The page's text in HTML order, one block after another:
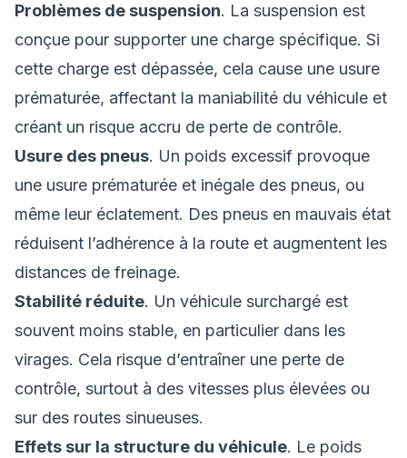
Problèmes de suspension. La suspension est
conçue pour supporter une charge spécifique. Si
cette charge est dépassée, cela cause une usure
prématurée, affectant la maniabilité du véhicule et
créant un risque accru de perte de contrôle.
Usure des pneus. Un poids excessif provoque
une usure prématurée et inégale des pneus, ou
même leur éclatement. Des pneus en mauvais état
réduisent l’adhérence à la route et augmentent les
distances de freinage.
Stabilité réduite. Un véhicule surchargé est
souvent moins stable, en particulier dans les
virages. Cela risque d’entraîner une perte de
contrôle, surtout à des vitesses plus élevées ou
sur des routes sinueuses.
Effets sur la structure du véhicule. Le poids